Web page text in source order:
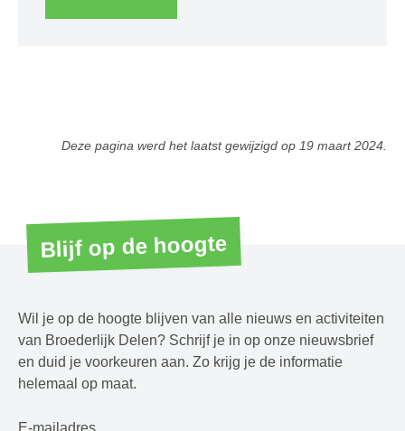
Deze pagina werd het laatst gewijzigd op 19 maart 2024
Blijf op de hoogte
Wil je op de hoogte blijven van alle nieuws en activiteiten
van Broederlijk Delen? Schrijf je in op onze nieuwsbrief
en duid je voorkeuren aan. Zo krijg je de informatie
helemaal op maat.
E-mailadres